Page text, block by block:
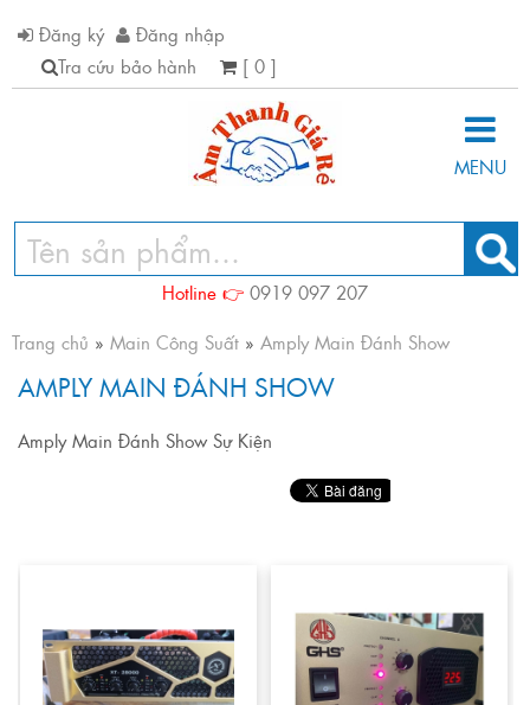
Đăng ký
Đăng nhập
Tra cứu bảo hành
[ 0 ]
MENU
Hotline 👉 0919 097 207
Trang chủ » Main Công Suất » Amply Main Đánh Show
AMPLY MAIN ĐÁNH SHOW
Amply Main Đánh Show Sự Kiện